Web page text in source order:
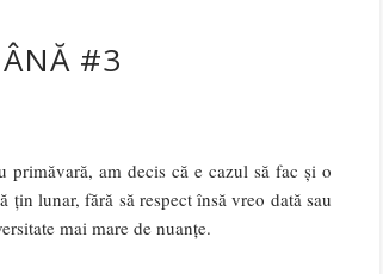
#3
am decis că e cazul să fac și o
lunar, fără să respect însă vreo dată sau
mai mare de nuanțe.